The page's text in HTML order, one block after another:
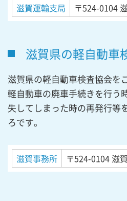
滋賀運輸支局 〒524-0104
滋賀県の軽自動車
滋賀県の軽自動車検査協会を
軽自動車の廃車手続きを行う
失してしまった時の再発行等
ろです。
滋賀事務所 〒524-0104 滋